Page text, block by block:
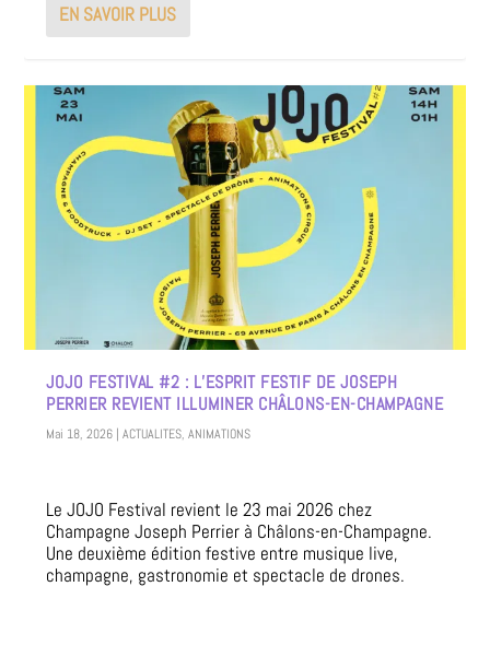
EN SAVOIR PLUS
JOJO FESTIVAL #2 : L’ESPRIT FESTIF DE JOSEPH
PERRIER REVIENT ILLUMINER CHÂLONS-EN-CHAMPAGNE
Mai 18, 2026 |ACTUALITES,ANIMATIONS
Le JOJO Festival revient le 23 mai 2026 chez
Champagne Joseph Perrier à Châlons-en-Champagne.
Une deuxième édition festive entre musique live,
champagne, gastronomie et spectacle de drones.